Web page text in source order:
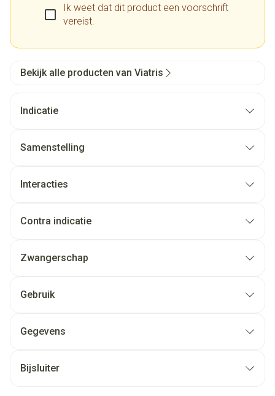
Ik weet dat dit product een voorschrift
vereist.
Bekijk alle producten van Viatris
Indicatie
Samenstelling
Interacties
Contra indicatie
Zwangerschap
Gebruik
Gegevens
Bijsluiter